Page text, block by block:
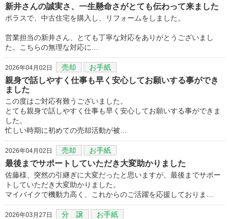
新井さんの誠実さ、一生懸命さがとても伝わって来ました
ポラスで、中古住宅を購入し、リフォームをしました。
営業担当の新井さん、とても丁寧な対応をありがとうございまし
た。こちらの無理な対応に…
2026年04月02日 売却 お手紙
親身で話しやすく仕事も早く安心してお願いする事ができ
ました
この度はご対応有難うございました。
とても親身で話しやすく仕事も早く安心してお願いする事ができま
した。
忙しい時期に初めての売却活動が被…
2026年04月02日 売却 お手紙
最後までサポートしていただき大変助かりました
佐藤様、突然の引継ぎに大変だったと思いますが、最後までサポー
トしていただき大変助かりました。
マイバイクで機動力高く、これからのご活躍を応援しておりま…
2026年03月27日 分 譲 お手紙